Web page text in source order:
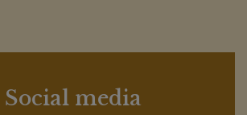
Social media